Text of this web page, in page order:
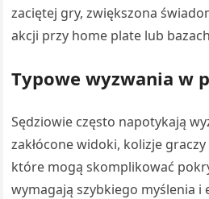
zaciętej gry, zwiększona
akcji przy home plate lub
Typowe wyzwania w
Sędziowie często napotykają
zakłócone widoki, kolizje
które mogą skomplikować
wymagają szybkiego myślenia i